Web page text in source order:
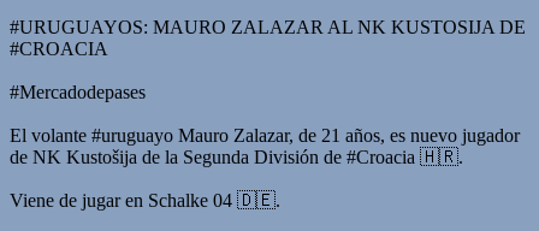
#URUGUAYOS: MAURO ZALAZAR AL NK KUSTOSIJA DE
#CROACIA
#Mercadodepases
El volante #uruguayo Mauro Zalazar, de 21 años, es nuevo jugador
de NK Kustošija de la Segunda División de #Croacia 🇭🇷.
Viene de jugar en Schalke 04 🇩🇪.